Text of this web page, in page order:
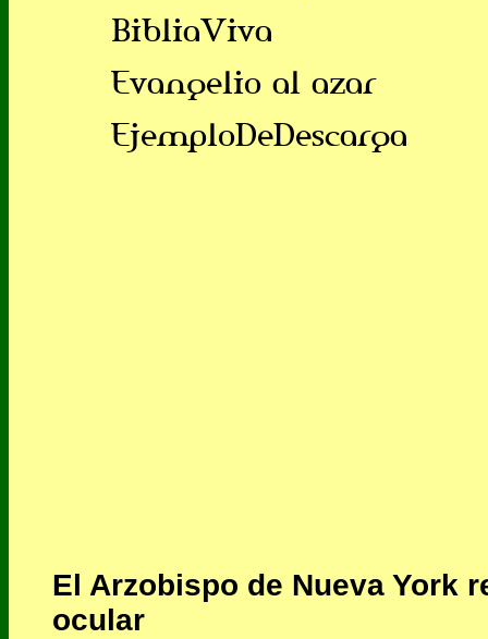
BibliaViva
Evangelio al azar
EjemploDeDescarga
El Arzobispo de Nueva York
ocular